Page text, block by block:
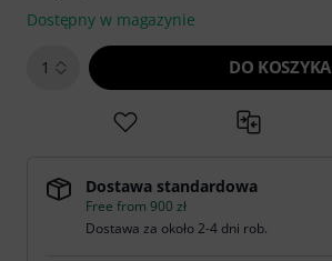
Dostępny w magazynie
1 DO KOSZYKA
Dostawa standardowa
Free from 900 zł
Dostawa za około 2-4 dni rob.